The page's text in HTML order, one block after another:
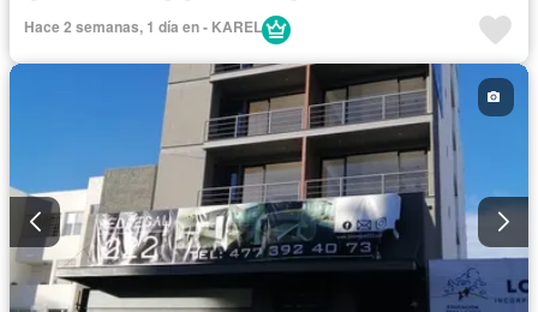
Permite niños
Hace 2 semanas, 1 día en - KAREL